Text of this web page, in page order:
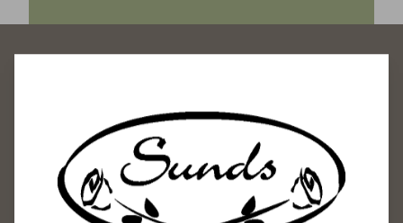
Sundin Puutarhakeskus
Avoinna